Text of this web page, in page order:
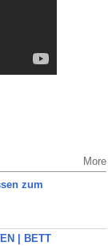
More
zum
| BETT